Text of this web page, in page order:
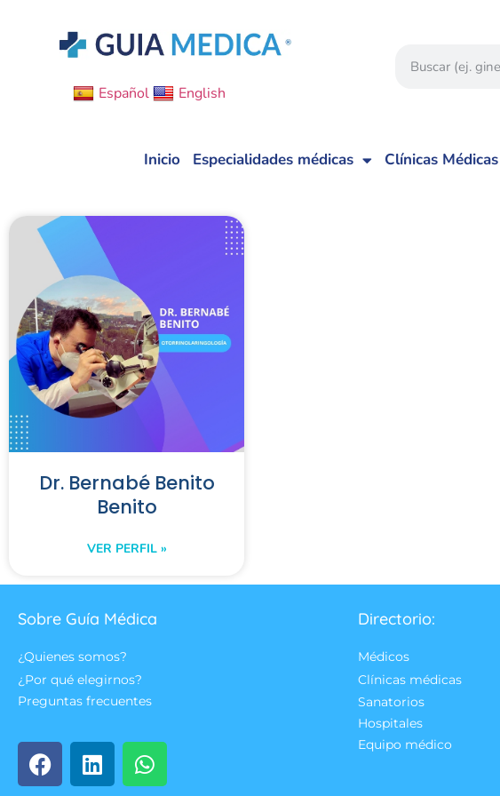
Español English
Inicio Especialidades médicas Clínicas Médicas
Dr. Bernabé Benito
Benito
VER PERFIL »
Sobre Guía Médica
¿Quienes somos?
¿Por qué elegirnos?
Preguntas frecuentes
Directorio:
Médicos
Clínicas médicas
Sanatorios
Hospitales
Equipo médico